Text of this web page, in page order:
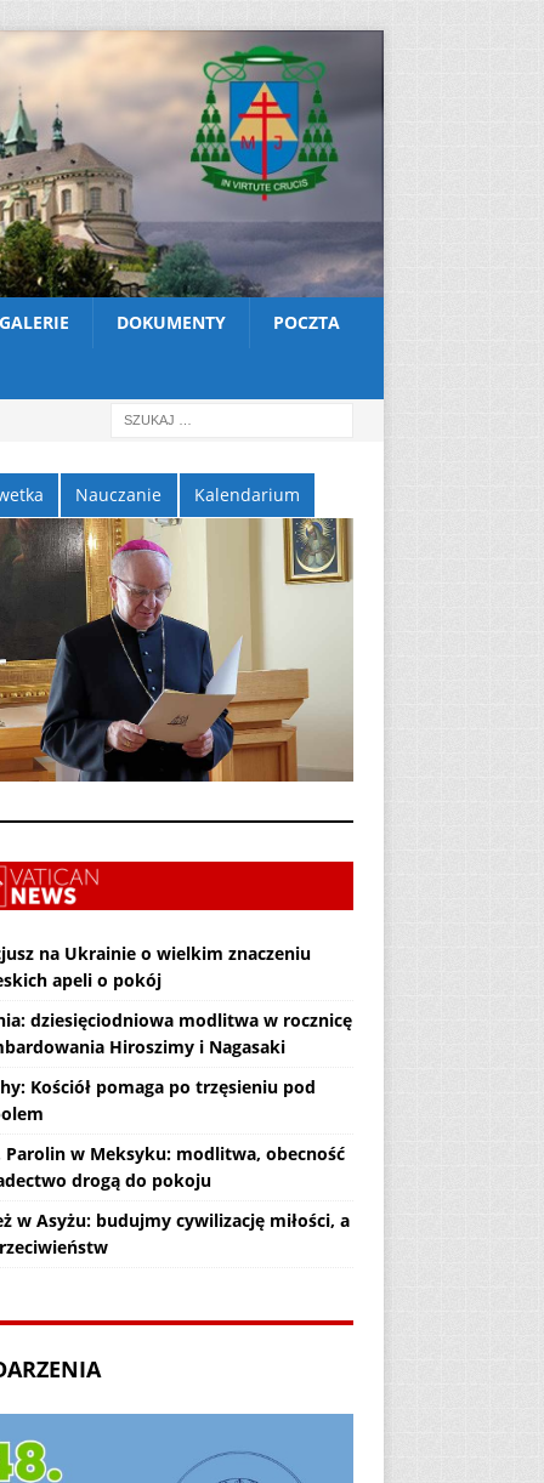
GALERIE DOKUMENTY POCZTA
Nauczanie Kalendarium
na Ukrainie o wielkim znaczeniu
apeli o pokój
dziesięciodniowa modlitwa w rocznicę
Hiroszimy i Nagasaki
Kościół pomaga po trzęsieniu pod
Parolin w Meksyku: modlitwa, obecność
drogą do pokoju
w Asyżu: budujmy cywilizację miłości, a